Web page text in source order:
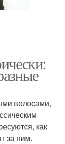
волосами,
как
за ним.